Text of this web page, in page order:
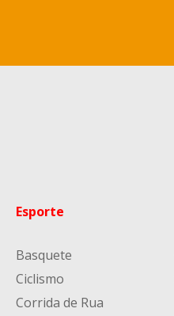
Esporte
Basquete
Ciclismo
Corrida de Rua